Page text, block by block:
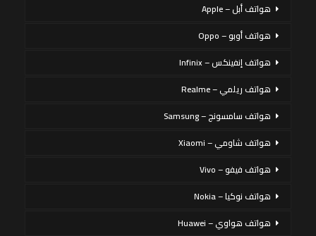
هواتف أبل – Apple
هواتف أوبو – Oppo
هواتف إنفينكس – Infinix
هواتف ريلمي – Realme
هواتف سامسونج – Samsung
هواتف شاومي – Xiaomi
هواتف فيفو – Vivo
هواتف نوكيا – Nokia
هواتف هواوي – Huawei